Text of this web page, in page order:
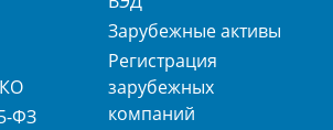
ФЗ
Зарубежные активы
Регистрация
зарубежных
компаний